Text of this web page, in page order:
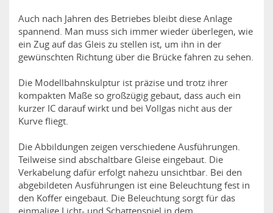
Auch nach Jahren des Betriebes bleibt diese Anlage
spannend. Man muss sich immer wieder überlegen, wie
ein Zug auf das Gleis zu stellen ist, um ihn in der
gewünschten Richtung über die Brücke fahren zu sehen.
Die Modellbahnskulptur ist präzise und trotz ihrer
kompakten Maße so großzügig gebaut, dass auch ein
kurzer IC darauf wirkt und bei Vollgas nicht aus der
Kurve fliegt.
Die Abbildungen zeigen verschiedene Ausführungen.
Teilweise sind abschaltbare Gleise eingebaut. Die
Verkabelung dafür erfolgt nahezu unsichtbar. Bei den
abgebildeten Ausführungen ist eine Beleuchtung fest in
den Koffer eingebaut. Die Beleuchtung sorgt für das